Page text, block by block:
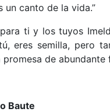
un canto de la vida.”
ti y los tuyos
eres semilla, pero
promesa de
Baute